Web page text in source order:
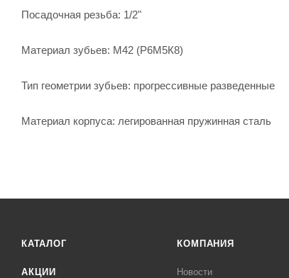
Посадочная резьба: 1/2"
Материал зубьев: М42 (Р6М5К8)
Тип геометрии зубьев: прогрессивные разведенные
Материал корпуса: легированная пружинная сталь
КАТАЛОГ
АКЦИИ
КОМПАНИЯ
Новости